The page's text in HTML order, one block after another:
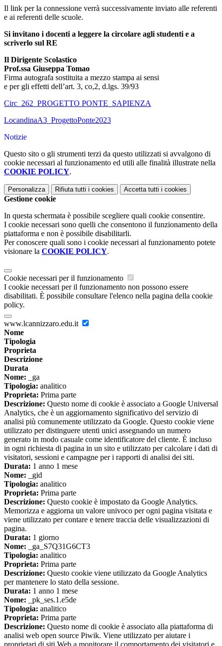
Il link per la connessione verrà successivamente inviato alle referenti
e ai referenti delle scuole.
Si invitano i docenti a leggere la circolare agli studenti e a
scriverlo sul RE
Il Dirigente Scolastico
Prof.ssa Giuseppa Tomao
Firma autografa sostituita a mezzo stampa ai sensi
e per gli effetti dell’art. 3, co,2, d.lgs. 39/93
Circ_262_PROGETTO PONTE_SAPIENZA
LocandinaA3_ProgettoPonte2023
Notizie
Questo sito o gli strumenti terzi da questo utilizzati si avvalgono di
cookie necessari al funzionamento ed utili alle finalità illustrate nella
COOKIE POLICY.
Personalizza Rifiuta tutti i cookies Accetta tutti i cookies
Gestione cookie
In questa schermata è possibile scegliere quali cookie consentire.
I cookie necessari sono quelli che consentono il funzionamento della
piattaforma e non è possibile disabilitarli.
Per conoscere quali sono i cookie necessari al funzionamento potete
visionare la COOKIE POLICY.
Cookie necessari per il funzionamento
I cookie necessari per il funzionamento non possono essere
disabilitati. È possibile consultare l'elenco nella pagina della cookie
policy.
www.lcannizzaro.edu.it
Nome
Tipologia
Proprieta
Descrizione
Durata
Nome: _ga
Tipologia: analitico
Proprieta: Prima parte
Descrizione: Questo nome di cookie è associato a Google Universal
Analytics, che è un aggiornamento significativo del servizio di
analisi più comunemente utilizzato da Google. Questo cookie viene
utilizzato per distinguere utenti unici assegnando un numero
generato in modo casuale come identificatore del cliente. È incluso
in ogni richiesta di pagina in un sito e utilizzato per calcolare i dati di
visitatori, sessioni e campagne per i rapporti di analisi dei siti.
Durata: 1 anno 1 mese
Nome: _gid
Tipologia: analitico
Proprieta: Prima parte
Descrizione: Questo cookie è impostato da Google Analytics.
Memorizza e aggiorna un valore univoco per ogni pagina visitata e
viene utilizzato per contare e tenere traccia delle visualizzazioni di
pagina.
Durata: 1 giorno
Nome: _ga_S7Q31G6CT3
Tipologia: analitico
Proprieta: Prima parte
Descrizione: Questo cookie viene utilizzato da Google Analytics
per mantenere lo stato della sessione.
Durata: 1 anno 1 mese
Nome: _pk_ses.1.e5de
Tipologia: analitico
Proprieta: Prima parte
Descrizione: Questo nome di cookie è associato alla piattaforma di
analisi web open source Piwik. Viene utilizzato per aiutare i